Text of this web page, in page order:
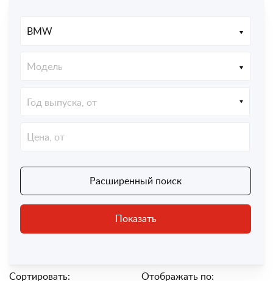
BMW
Модель
Год выпуска, от
Расширенный поиск
Показать
Сортировать: Отображать по: